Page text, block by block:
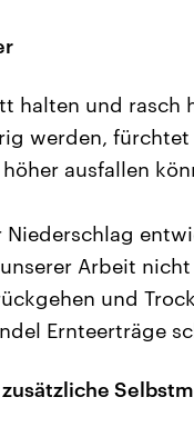
halten und rasch
werden,
ausfallen
Arbeit
und
Ernteerträge